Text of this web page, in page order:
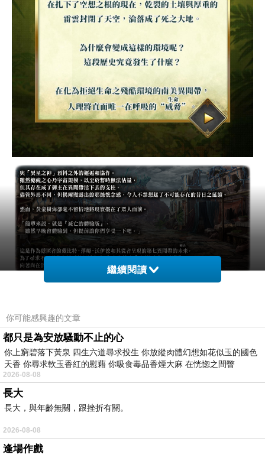
繼續閱讀
你可能感興趣的文章
都只是為安放騷動不止的心
你上窮碧落下黃泉 四生六道尋求投生 你放縱肉體幻想如花似玉的國色
天香 你尋求軟玉香紅的慰藉 你吸食毒品香煙大麻 在恍惚之間瞥
2026-08-08
長大
長大，與年齡無關，跟挫折有關。
2026-08-08
逢場作戲